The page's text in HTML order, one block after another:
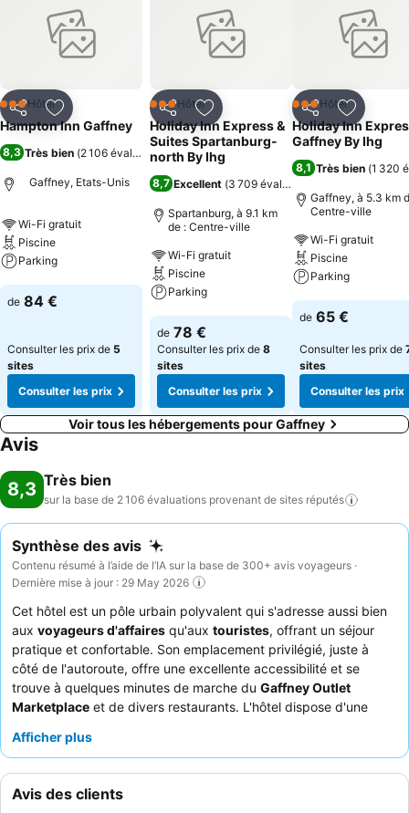
PartagerAjouter à mes favoris
3 ÉtoilesHôtel
Hampton Inn Gaffney
8,3 Très bien (2 106 évaluations)
Gaffney, Etats-Unis
Wi-Fi gratuit
Piscine
Parking
Consulter les prix
de 84 €
Consulter les prix de 5
sites
Consulter les prix
PartagerAjouter à mes favoris
3 ÉtoilesHôtel
Holiday Inn Express &
Suites Spartanburg-
north By Ihg
8,7 Excellent (3 709 évaluations
Spartanburg, à 9.1 km
de : Centre-ville
Wi-Fi gratuit
Piscine
Parking
Consulter les prix
de 78 €
Consulter les prix de 8
sites
Consulter les prix
PartagerAjouter
3 ÉtoilesHôtel
Holiday Inn
Gaffney By Ihg
8,1 Très bien (1 320
Gaffney, à 5.3 km
Centre-ville
Wi-Fi gratuit
Piscine
Parking
Consulter les
de 65 €
Consulter les prix de
sites
Consulter les prix
Voir tous les hébergements pour Gaffney
Avis
8,3 Très bien
sur la base de 2 106 évaluations provenant de sites réputés
Synthèse des avis
Contenu résumé à l’aide de l’IA sur la base de 300+ avis voyageurs ·
Dernière mise à jour : 29 May 2026
Cet hôtel est un pôle urbain polyvalent qui s'adresse aussi bien
aux voyageurs d'affaires qu'aux touristes, offrant un séjour
pratique et confortable. Son emplacement privilégié, juste à
côté de l'autoroute, offre une excellente accessibilité et se
trouve à quelques minutes de marche du Gaffney Outlet
Marketplace et de divers restaurants. L'hôtel dispose d'une
pour le confort des clients. Les clients apprécient constamment
offres de petit-déjeuner
dépassent souvent les sélections continentales typiques. Pour
Afficher plus
Avis des clients